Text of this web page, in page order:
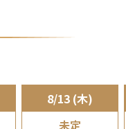
8/13 (木)
未定